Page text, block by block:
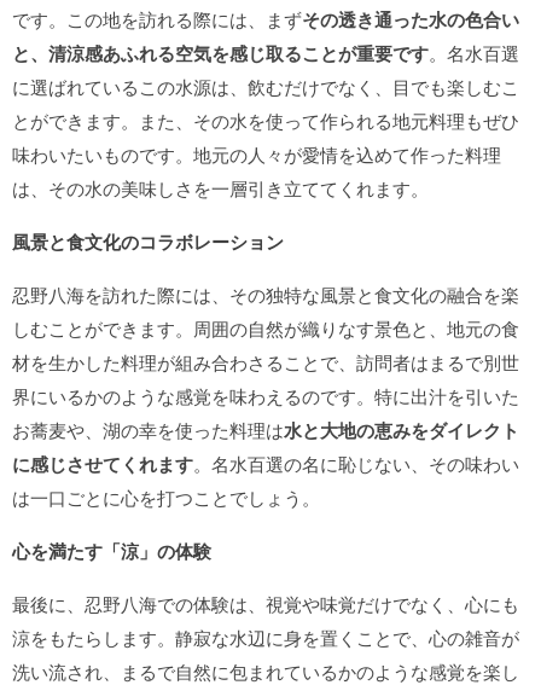
です。この地を訪れる際には、まずその透き通った水の色合い
と、清涼感あふれる空気を感じ取ることが重要です。名水百選
に選ばれているこの水源は、飲むだけでなく、目でも楽しむこ
とができます。また、その水を使って作られる地元料理もぜひ
味わいたいものです。地元の人々が愛情を込めて作った料理
は、その水の美味しさを一層引き立ててくれます。
風景と食文化のコラボレーション
忍野八海を訪れた際には、その独特な風景と食文化の融合を楽
しむことができます。周囲の自然が織りなす景色と、地元の食
材を生かした料理が組み合わさることで、訪問者はまるで別世
界にいるかのような感覚を味わえるのです。特に出汁を引いた
お蕎麦や、湖の幸を使った料理は水と大地の恵みをダイレクト
に感じさせてくれます。名水百選の名に恥じない、その味わい
は一口ごとに心を打つことでしょう。
心を満たす「涼」の体験
最後に、忍野八海での体験は、視覚や味覚だけでなく、心にも
涼をもたらします。静寂な水辺に身を置くことで、心の雑音が
洗い流され、まるで自然に包まれているかのような感覚を楽し